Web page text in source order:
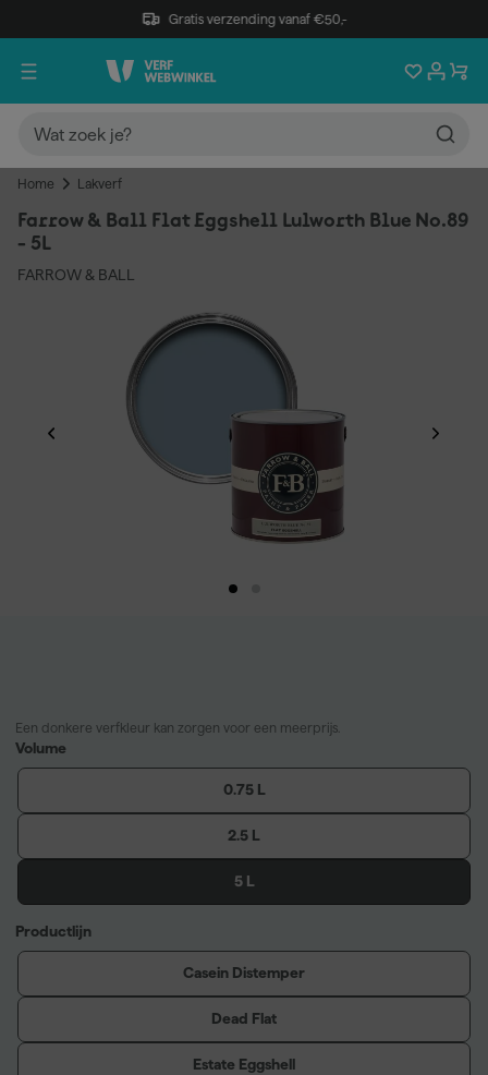
Gratis verzending vanaf €50,-
Home Lakverf
Farrow & Ball Flat Eggshell Lulworth Blue No.89
- 5L
FARROW & BALL
Een donkere verfkleur kan zorgen voor een meerprijs.
Volume
0.75 L
2.5 L
5 L
Productlijn
Casein Distemper
Dead Flat
Estate Eggshell